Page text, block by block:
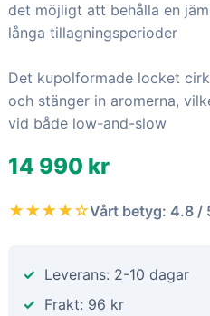
det möjligt att behålla en
långa tillagningsperioder
Det kupolformade locket
och stänger in aromerna,
vid både low-and-slow
14 990 kr
★★★★☆Vårt betyg: 4.8 /
Leverans: 2-10 dagar
Frakt: 96 kr